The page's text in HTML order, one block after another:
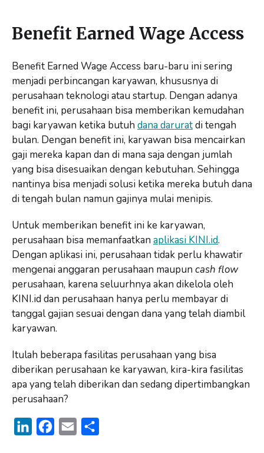
Benefit Earned Wage Access
Benefit Earned Wage Access baru-baru ini sering
menjadi perbincangan karyawan, khususnya di
perusahaan teknologi atau startup. Dengan adanya
benefit ini, perusahaan bisa memberikan kemudahan
bagi karyawan ketika butuh dana daruratdi tengah
bulan. Dengan benefit ini, karyawan bisa mencairkan
gaji mereka kapan dan di mana saja dengan jumlah
yang bisa disesuaikan dengan kebutuhan. Sehingga
nantinya bisa menjadi solusi ketika mereka butuh dana
di tengah bulan namun gajinya mulai menipis.
Untuk memberikan benefit ini ke karyawan,
perusahaan bisa memanfaatkan aplikasi KINI.id.
Dengan aplikasi ini, perusahaan tidak perlu khawatir
mengenai anggaran perusahaan maupun cash flow
perusahaan, karena seluurhnya akan dikelola oleh
KINI.id dan perusahaan hanya perlu membayar di
tanggal gajian sesuai dengan dana yang telah diambil
karyawan.
Itulah beberapa fasilitas perusahaan yang bisa
diberikan perusahaan ke karyawan, kira-kira fasilitas
apa yang telah diberikan dan sedang dipertimbangkan
perusahaan?